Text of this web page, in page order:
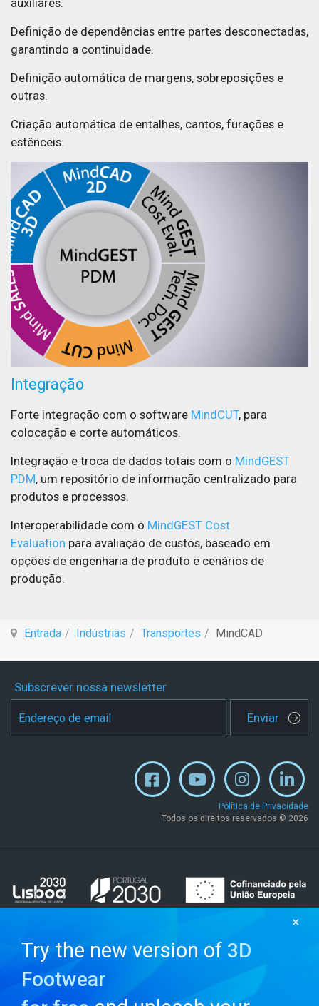
auxiliares.
Definição de dependências entre partes desconectadas,
garantindo a continuidade.
Definição automática de margens, sobreposições e
outras.
Criação automática de entalhes, cantos, furações e
estênceis.
Integração
Forte integração com o software MindCUT, para
colocação e corte automáticos.
Integração e troca de dados totais com o MindGEST
PDM, um repositório de informação centralizado para
produtos e processos.
Interoperabilidade com o MindGEST Cost
Evaluation para avaliação de custos, baseado em
opções de engenharia de produto e cenários de
produção.
Entrada Indústrias Transportes MindCAD
Subscrever nossa newsletter
Enviar
Política de Privacidade
Todos os direitos reservados © 2026
Try the new version of 3D
Footwear
✕